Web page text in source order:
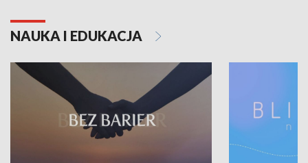
NAUKA I EDUKACJA